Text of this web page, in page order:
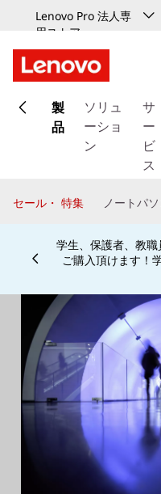
Lenovo Pro 法人専
用ストア
イ
ン
ッ
製
品
ソリュ
ーショ
ン
サ
ー
ビ
ス
セール・ 特集 ノートパ
学生、保護者、教
ご購入頂けます！